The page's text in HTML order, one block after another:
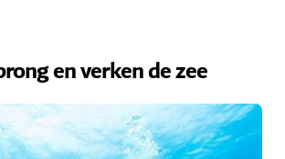
en verken de zee